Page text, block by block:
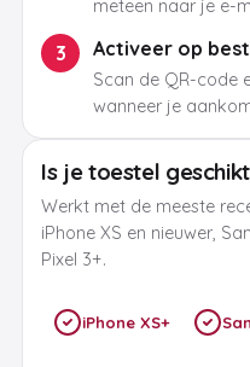
meteen naar je e-
3 Activeer op
Scan de QR-code
wanneer je
Is je toestel
Werkt met de meeste
iPhone XS en nieuwer,
Pixel 3+.
iPhone XS+